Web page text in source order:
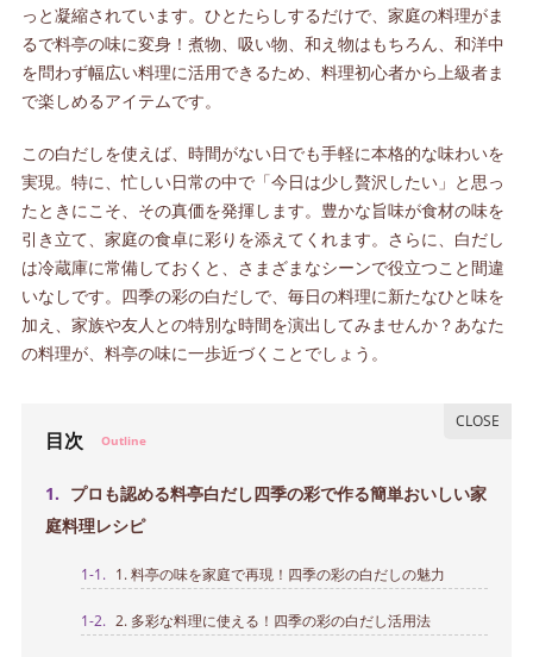
っと凝縮されています。ひとたらしするだけで、家庭の料理がま
るで料亭の味に変身！煮物、吸い物、和え物はもちろん、和洋中
を問わず幅広い料理に活用できるため、料理初心者から上級者ま
で楽しめるアイテムです。
この白だしを使えば、時間がない日でも手軽に本格的な味わいを
実現。特に、忙しい日常の中で「今日は少し贅沢したい」と思っ
たときにこそ、その真価を発揮します。豊かな旨味が食材の味を
引き立て、家庭の食卓に彩りを添えてくれます。さらに、白だし
は冷蔵庫に常備しておくと、さまざまなシーンで役立つこと間違
いなしです。四季の彩の白だしで、毎日の料理に新たなひと味を
加え、家族や友人との特別な時間を演出してみませんか？あなた
の料理が、料亭の味に一歩近づくことでしょう。
目次 Outline
1.
プロも認める料亭白だし四季の彩で作る簡単おいしい家
庭料理レシピ
1-1. 1. 料亭の味を家庭で再現！四季の彩の白だしの魅力
1-2. 2. 多彩な料理に使える！四季の彩の白だし活用法